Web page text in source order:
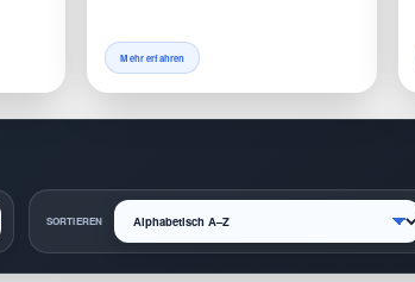
Mehr erfahren
SORTIEREN